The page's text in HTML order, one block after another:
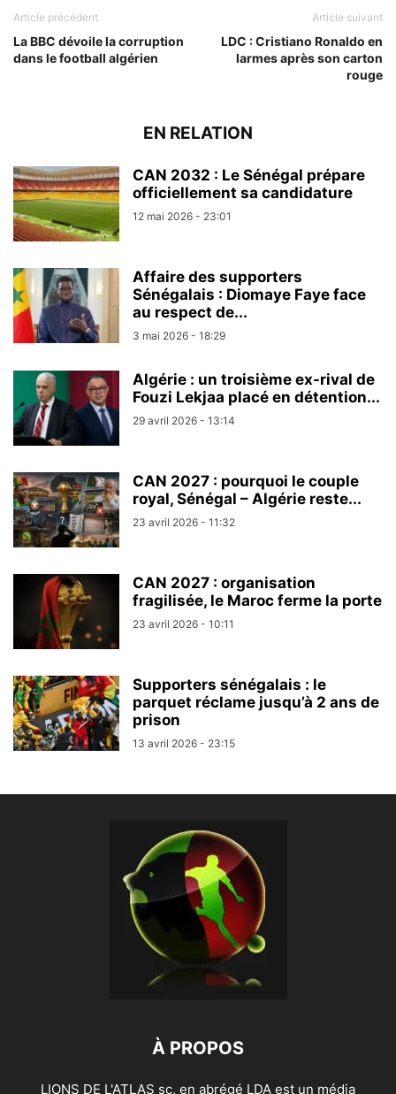
Article précédent
La BBC dévoile la corruption
dans le football algérien
Article suivant
LDC : Cristiano Ronaldo en
larmes après son carton
rouge
EN RELATION
CAN 2032 : Le Sénégal prépare
officiellement sa candidature
12 mai 2026 - 23:01
Affaire des supporters
Sénégalais : Diomaye Faye face
au respect de...
3 mai 2026 - 18:29
Algérie : un troisième ex-rival de
Fouzi Lekjaa placé en détention...
29 avril 2026 - 13:14
CAN 2027 : pourquoi le couple
royal, Sénégal – Algérie reste...
23 avril 2026 - 11:32
CAN 2027 : organisation
fragilisée, le Maroc ferme la porte
23 avril 2026 - 10:11
Supporters sénégalais : le
parquet réclame jusqu’à 2 ans de
prison
13 avril 2026 - 23:15
À PROPOS
LIONS DE L'ATLAS sc, en abrégé LDA est un média